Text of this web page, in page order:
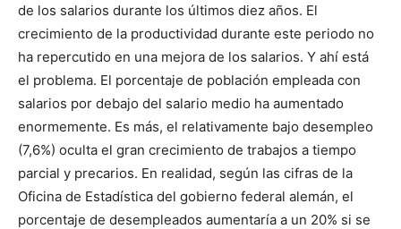
de los salarios durante los últimos diez años. El
crecimiento de la productividad durante este periodo no
ha repercutido en una mejora de los salarios. Y ahí está
el problema. El porcentaje de población empleada con
salarios por debajo del salario medio ha aumentado
enormemente. Es más, el relativamente bajo desempleo
(7,6%) oculta el gran crecimiento de trabajos a tiempo
parcial y precarios. En realidad, según las cifras de la
Oficina de Estadística del gobierno federal alemán, el
porcentaje de desempleados aumentaría a un 20% si se